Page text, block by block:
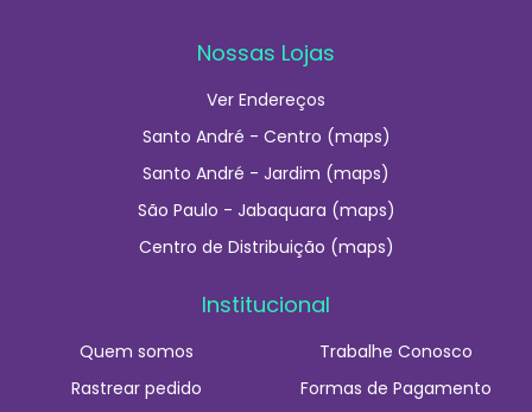
Nossas Lojas
Ver Endereços
Santo André - Centro (maps)
Santo André - Jardim (maps)
São Paulo - Jabaquara (maps)
Centro de Distribuição (maps)
Institucional
Quem somos
Rastrear pedido
Trabalhe Conosco
Formas de Pagamento